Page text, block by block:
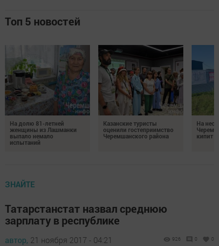
Топ 5 новостей
На долю 81-летней
женщины из Лашманки
выпало немало
испытаний
Казанские туристы
оценили гостеприимство
Черемшанского района
На
кипит
ЗНАЙТЕ
​Татарстанстат назвал среднюю
зарплату в республике
автор, 21 ноября 2017 - 04:21 926 0 0